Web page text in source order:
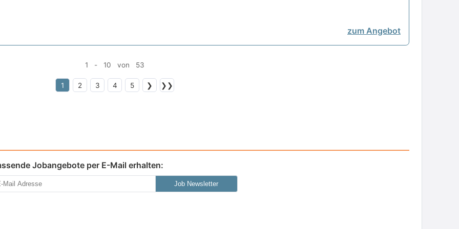
zum Angebot
1 - 10 von 53
1 2 3 4 5 ❯ ❯❯
Jobangebote per E-Mail erhalten:
Job Newsletter